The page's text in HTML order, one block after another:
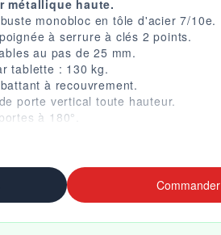
métallique haute.
monobloc en tôle d'acier 7/10e.
à serrure à clés 2 points.
au pas de 25 mm.
tablette : 130 kg.
à recouvrement.
porte vertical toute hauteur.
à 180°.
RAL 7035 / Portes bleu RAL 5010.
Commander